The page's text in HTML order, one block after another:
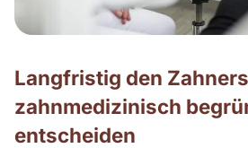
Langfristig den
zahnmedizinisch
entscheiden